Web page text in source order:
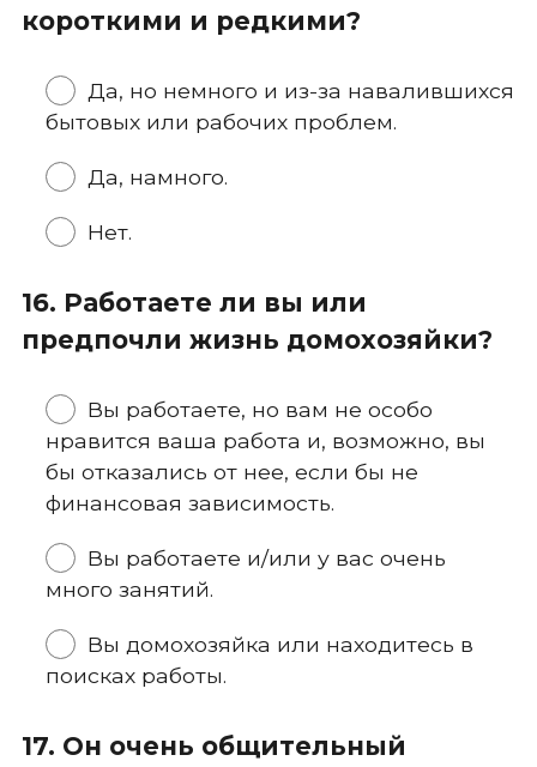
короткими и редкими?
Да, но немного и из-за навалившихся
бытовых или рабочих проблем.
Да, намного.
Нет.
16. Работаете ли вы или
предпочли жизнь домохозяйки?
Вы работаете, но вам не особо
нравится ваша работа и, возможно, вы
бы отказались от нее, если бы не
финансовая зависимость.
Вы работаете и/или у вас очень
много занятий.
Вы домохозяйка или находитесь в
поисках работы.
17. Он очень общительный